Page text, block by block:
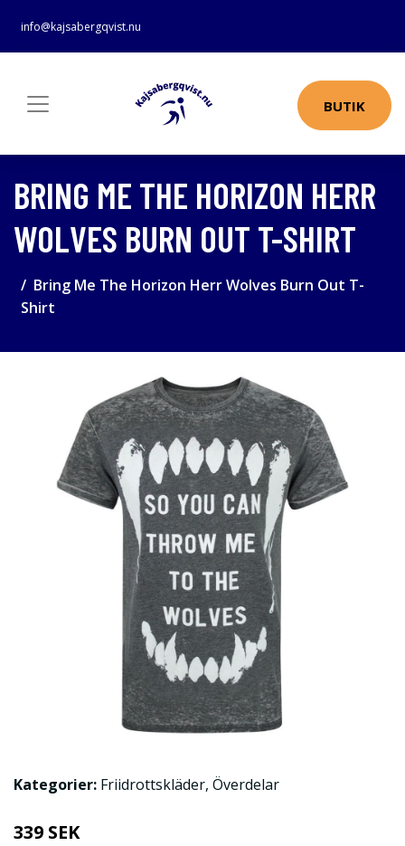
info@kajsabergqvist.nu
BUTIK
BRING ME THE HORIZON HERR
WOLVES BURN OUT T-SHIRT
Bring Me The Horizon Herr Wolves Burn Out T-
Shirt
Kategorier: Friidrottskläder, Överdelar
339 SEK